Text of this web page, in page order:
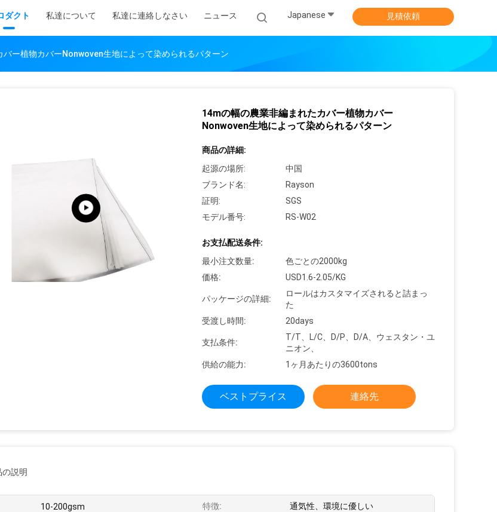
ダクト 私達について 私達に連絡しなさい ニュース Japanese 見積依頼
バー植物カバーNonwoven生地によって染められるパターン
14mの幅の農業非編まれたカバー植物カバー
Nonwoven生地によって染められるパターン
商品の詳細:
起源の場所:
中国
ブランド名:
Rayson
証明:
SGS
モデル番号:
RS-W02
お支払配送条件:
最小注文数量:
色ごとの2000kg
価格:
USD1.6-2.05/KG
パッケージの詳細:
ロールはカスタマイズされると詰まっ
た
受渡し時間:
20days
支払条件:
T/T、L/C、D/P、D/A、ウェスタン・ユ
ニオン、
供給の能力:
1ヶ月あたりの3600tons
ベストプライス 連絡先
の説明
10-200gsm 特徴: 通気性、環境に優しい